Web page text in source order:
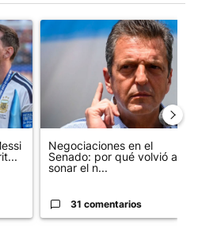
con más comentarios en los
el título "Milei despidió a Jorge
Un artículo de tendencia con
Negociaciones en el
Senado: por qué volvió a
sonar el n...
31 comentarios